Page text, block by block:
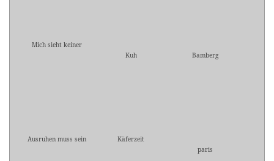
Mich sieht keiner
Kuh
Bamberg
Ausruhen muss sein
Käferzeit
paris